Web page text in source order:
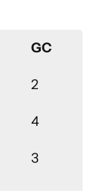
GC
2
4
3